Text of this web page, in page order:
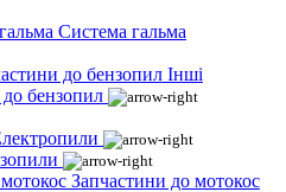
Система гальма
Інші
бензопил
Запчастини до мотокос